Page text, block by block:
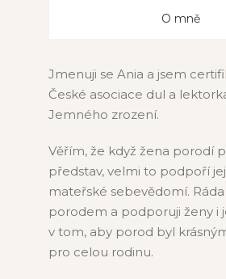
O mně
Jmenuji se Ania a jsem
České asociace dul a
Jemného zrození.
Věřím, že když žena porodí
představ, velmi to podpoří
mateřské sebevědomí.
porodem a podporuji ženy i
v tom, aby porod byl
pro celou rodinu.